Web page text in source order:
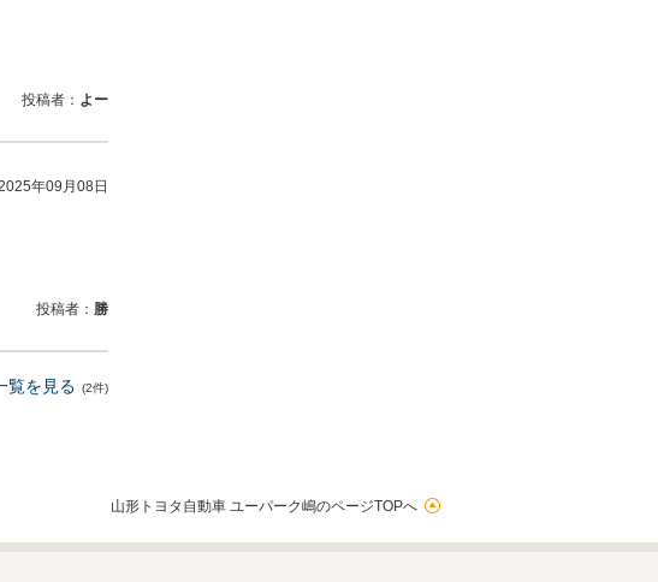
投稿者： よー
年09月08日
投稿者： 勝
覧を見る (2件)
山形トヨタ自動車 ユーパーク嶋のページTOPへ